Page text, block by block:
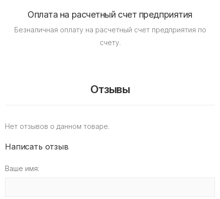
Оплата на расчетный счет предприятия
Безналичная оплату на расчетный счет предприятия по
счету.
Отзывы
Нет отзывов о данном товаре.
Написать отзыв
Ваше имя: